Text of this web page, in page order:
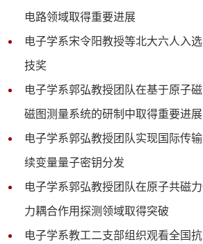
电路领域取得重要进展
电子学系宋令阳教授等北大六人入
技奖
电子学系郭弘教授团队在基于原子
磁图测量系统的研制中取得重要进展
电子学系郭弘教授团队实现国际传
续变量量子密钥分发
电子学系郭弘教授团队在原子共磁
力耦合作用探测领域取得突破
电子学系教工二支部组织观看全国